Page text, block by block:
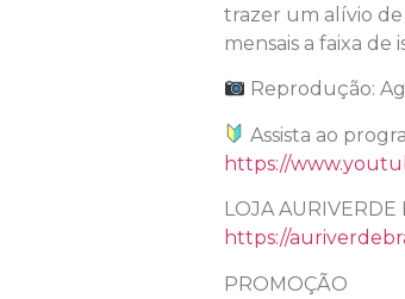
trazer um alívio de
mensais a faixa de
Reprodução:
Assista ao
https://
LOJA AURIVERDE
https://
PROMOÇÃO